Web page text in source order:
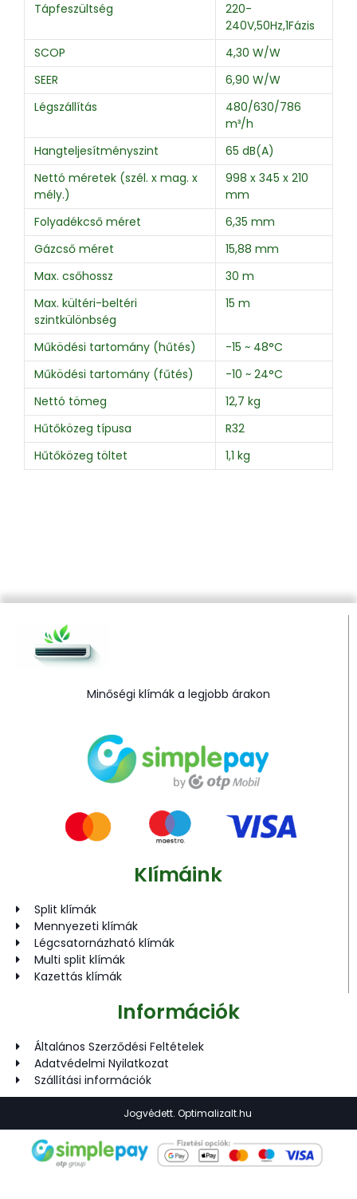
Tápfeszültség
220-
240V,50Hz,1Fázis
SCOP
4,30 W/W
SEER
6,90 W/W
Légszállítás
480/630/786
m³/h
Hangteljesítményszint
65 dB(A)
Nettó méretek (szél. x mag. x
mély.)
998 x 345 x 210
mm
Folyadékcső méret
6,35 mm
Gázcső méret
15,88 mm
Max. csőhossz
30 m
Max. kültéri-beltéri
szintkülönbség
15 m
Működési tartomány (hűtés)
-15 ~ 48°C
Működési tartomány (fűtés)
-10 ~ 24°C
Nettó tömeg
12,7 kg
Hűtőközeg típusa
R32
Hűtőközeg töltet
1,1 kg
Minőségi klímák a legjobb árakon
Klímáink
Split klímák
Mennyezeti klímák
Légcsatornázható klímák
Multi split klímák
Kazettás klímák
Információk
Általános Szerződési Feltételek
Adatvédelmi Nyilatkozat
Szállítási információk
Jogvédett. Optimalizalt.hu